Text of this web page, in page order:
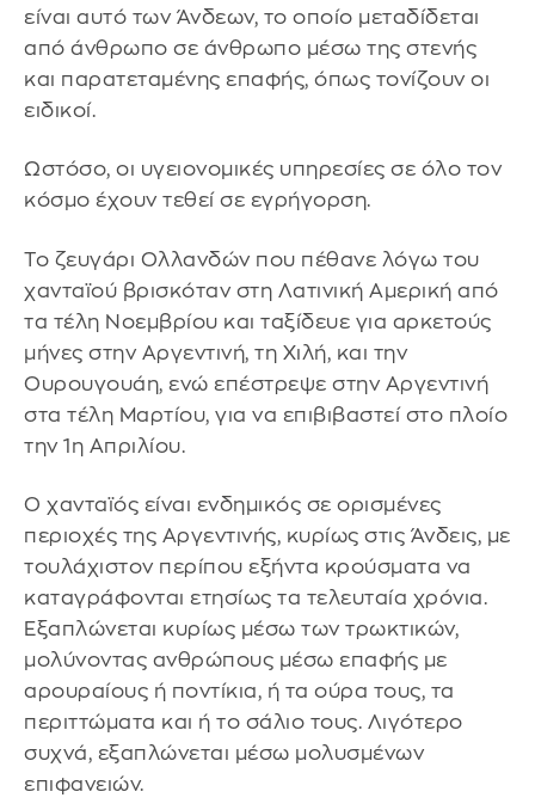
είναι αυτό των Άνδεων, το οποίο μεταδίδεται
από άνθρωπο σε άνθρωπο μέσω της στενής
και παρατεταμένης επαφής, όπως τονίζουν οι
ειδικοί.
Ωστόσο, οι υγειονομικές υπηρεσίες σε όλο τον
κόσμο έχουν τεθεί σε εγρήγορση.
Το ζευγάρι Ολλανδών που πέθανε λόγω του
χανταϊού βρισκόταν στη Λατινική Αμερική από
τα τέλη Νοεμβρίου και ταξίδευε για αρκετούς
μήνες στην Αργεντινή, τη Χιλή, και την
Ουρουγουάη, ενώ επέστρεψε στην Αργεντινή
στα τέλη Μαρτίου, για να επιβιβαστεί στο πλοίο
την 1η Απριλίου.
Ο χανταϊός είναι ενδημικός σε ορισμένες
περιοχές της Αργεντινής, κυρίως στις Άνδεις, με
τουλάχιστον περίπου εξήντα κρούσματα να
καταγράφονται ετησίως τα τελευταία χρόνια.
Εξαπλώνεται κυρίως μέσω των τρωκτικών,
μολύνοντας ανθρώπους μέσω επαφής με
αρουραίους ή ποντίκια, ή τα ούρα τους, τα
περιττώματα και ή το σάλιο τους. Λιγότερο
συχνά, εξαπλώνεται μέσω μολυσμένων
επιφανειών.